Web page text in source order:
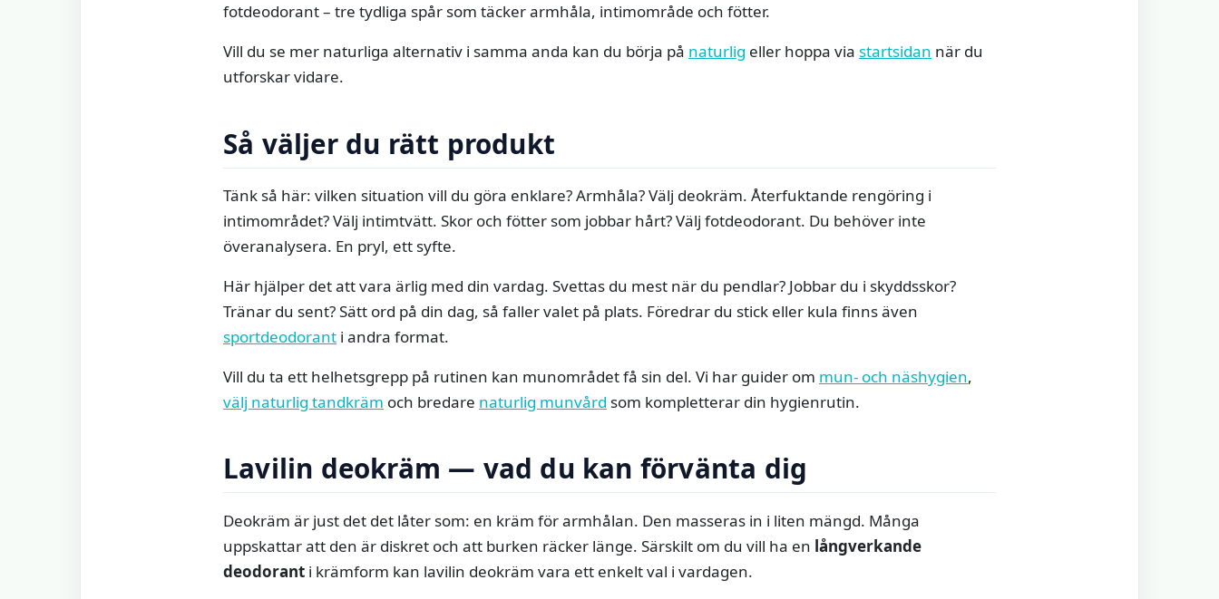
fotdeodorant – tre tydliga spår som täcker armhåla, intimområde och fötter.
Vill du se mer naturliga alternativ i samma anda kan du börja på naturlig eller hoppa via startsidan när du
utforskar vidare.
Så väljer du rätt produkt
Tänk så här: vilken situation vill du göra enklare? Armhåla? Välj deokräm. Återfuktande rengöring i
intimområdet? Välj intimtvätt. Skor och fötter som jobbar hårt? Välj fotdeodorant. Du behöver inte
överanalysera. En pryl, ett syfte.
Här hjälper det att vara ärlig med din vardag. Svettas du mest när du pendlar? Jobbar du i skyddsskor?
Tränar du sent? Sätt ord på din dag, så faller valet på plats. Föredrar du stick eller kula finns även
sportdeodorant i andra format.
Vill du ta ett helhetsgrepp på rutinen kan munområdet få sin del. Vi har guider om mun- och näshygien,
välj naturlig tandkräm och bredare naturlig munvård som kompletterar din hygienrutin.
Lavilin deokräm — vad du kan förvänta dig
Deokräm är just det det låter som: en kräm för armhålan. Den masseras in i liten mängd. Många
uppskattar att den är diskret och att burken räcker länge. Särskilt om du vill ha en långverkande
deodorant i krämform kan lavilin deokräm vara ett enkelt val i vardagen.